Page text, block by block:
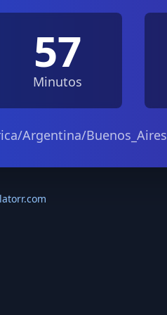
57
Minutos
Argentina/Buenos_Aires